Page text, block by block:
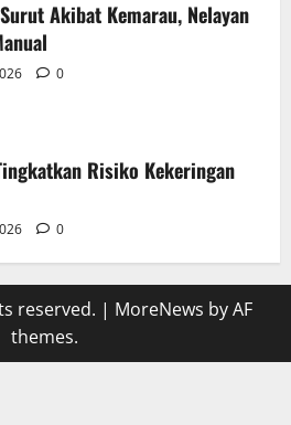
Akibat Kemarau, Nelayan
0
Risiko Kekeringan
0
reserved. | MoreNews by AF
themes.